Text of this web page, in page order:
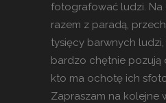
fotografować ludzi. Na
razem z paradą,
tysięcy barwnych
bardzo chętnie pozują
kto ma ochotę ich
Zapraszam na kolejne